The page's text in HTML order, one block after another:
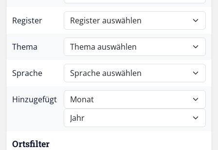
Register
Thema
Sprache
Hinzugefügt
Ortsfilter